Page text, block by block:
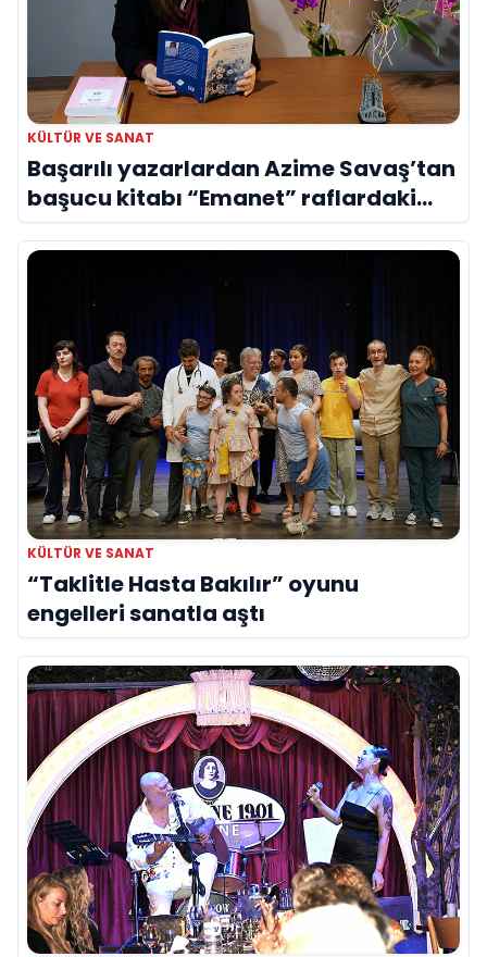
KÜLTÜR VE SANAT
Başarılı yazarlardan Azime Savaş’tan
başucu kitabı “Emanet” raflardaki
yerini aldı
KÜLTÜR VE SANAT
“Taklitle Hasta Bakılır” oyunu
engelleri sanatla aştı